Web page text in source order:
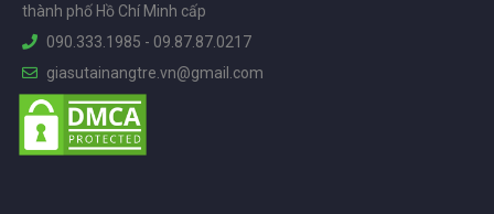
thành phố Hồ Chí Minh cấp
090.333.1985 - 09.87.87.0217
giasutainangtre.vn@gmail.com